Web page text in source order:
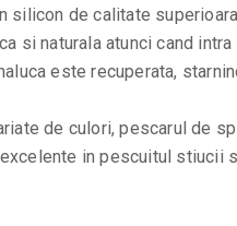
de calitate
si naturala atunci cand
este recuperata,
de culori, pescarul de
in pescuitul stiucii